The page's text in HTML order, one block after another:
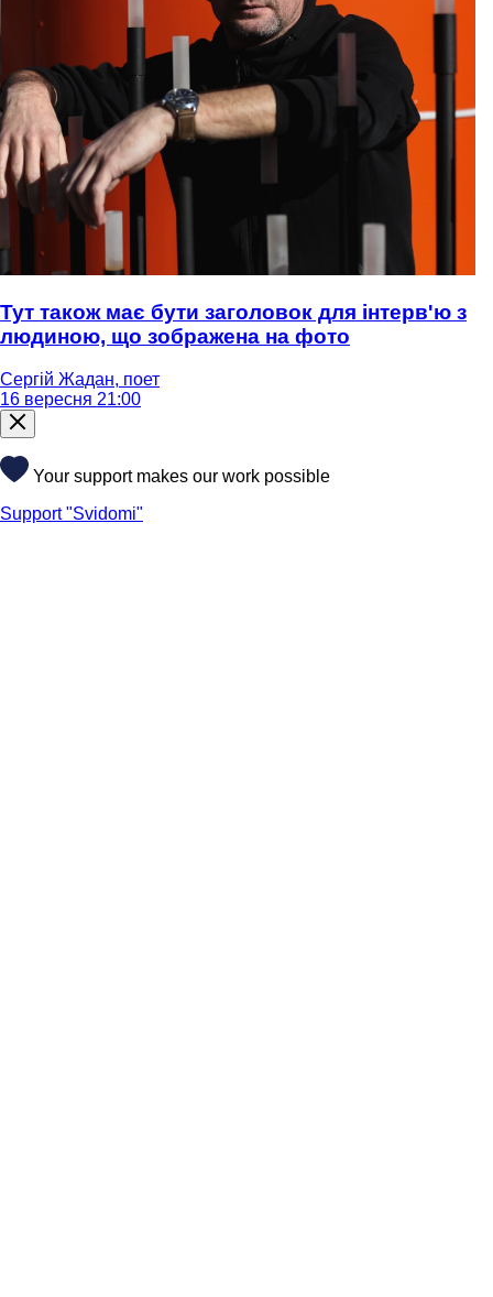
Тут також має бути заголовок для інтерв'ю з
людиною, що зображена на фото
Сергій Жадан, поет
16 вересня 21:00
Your support makes our work possible
Support "Svidomi"